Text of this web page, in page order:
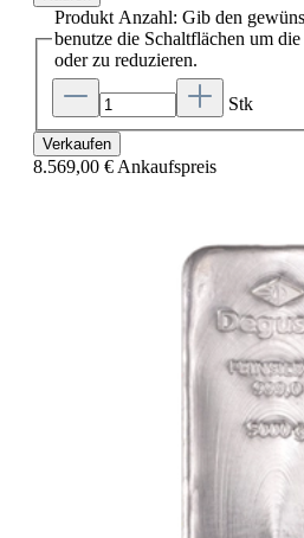
Produkt Anzahl: Gib den
benutze die Schaltflächen um
oder zu reduzieren.
Stk
Verkaufen
8.569,00 € Ankaufspreis